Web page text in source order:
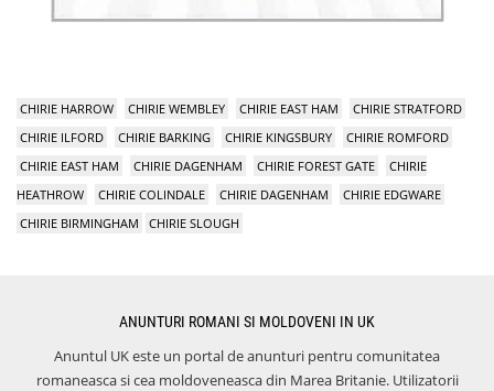
CHIRIE HARROW CHIRIE WEMBLEY CHIRIE EAST HAM
CHIRIE STRATFORD
CHIRIE ILFORD
CHIRIE BARKING CHIRIE KINGSBURY
CHIRIE ROMFORD
CHIRIE EAST HAM
CHIRIE DAGENHAM CHIRIE FOREST GATE
CHIRIE
HEATHROW
CHIRIE COLINDALE CHIRIE DAGENHAM
CHIRIE EDGWARE
CHIRIE BIRMINGHAM
CHIRIE SLOUGH
ANUNTURI ROMANI SI MOLDOVENI IN UK
Anuntul UK este un portal de anunturi pentru comunitatea
romaneasca si cea moldoveneasca din Marea Britanie. Utilizatorii